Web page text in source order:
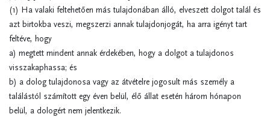
(1) Ha valaki feltehetően más tulajdonában álló, elveszett dolgot talál és
azt birtokba veszi, megszerzi annak tulajdonjogát, ha arra igényt tart
feltéve, hogy
a) megtett mindent annak érdekében, hogy a dolgot a tulajdonos
visszakaphassa; és
b) a dolog tulajdonosa vagy az átvételre jogosult más személy a
találástól számított egy éven belül, élő állat esetén három hónapon
belül, a dologért nem jelentkezik.